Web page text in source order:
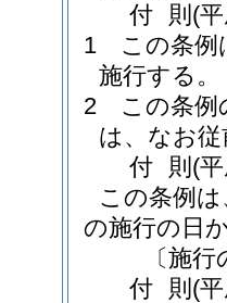
付 則 (
1
この条例
施行する。
2
この条
は、なお
付 則 (
この条例
の施行の日
〔施
付 則 (